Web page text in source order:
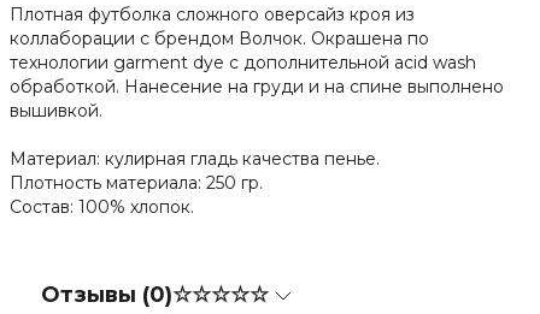
Плотная футболка сложного оверсайз кроя из
коллаборации с брендом Волчок. Окрашена по
технологии garment dye с дополнительной acid wash
обработкой. Нанесение на груди и на спине выполнено
вышивкой.
Материал: кулирная гладь качества пенье.
Плотность материала: 250 гр.
Состав: 100% хлопок.
Отзывы (0)☆☆☆☆☆